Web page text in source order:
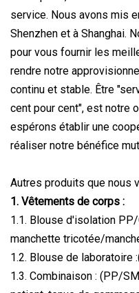
service. Nous avons mis
Shenzhen et à Shanghai.
pour vous fournir les
rendre notre
continu et stable. Être
cent pour cent", est notre
espérons établir une
réaliser notre bénéfice
Autres produits que nous
1. Vêtements de corps :
1.1. Blouse d'isolation PP/
manchette tricotée/
1.2. Blouse de laboratoire
1.3. Combinaison : (PP/